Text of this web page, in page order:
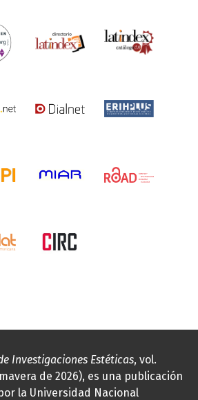
Investigaciones Estéticas, vol.
de 2026), es una publicación
la Universidad Nacional